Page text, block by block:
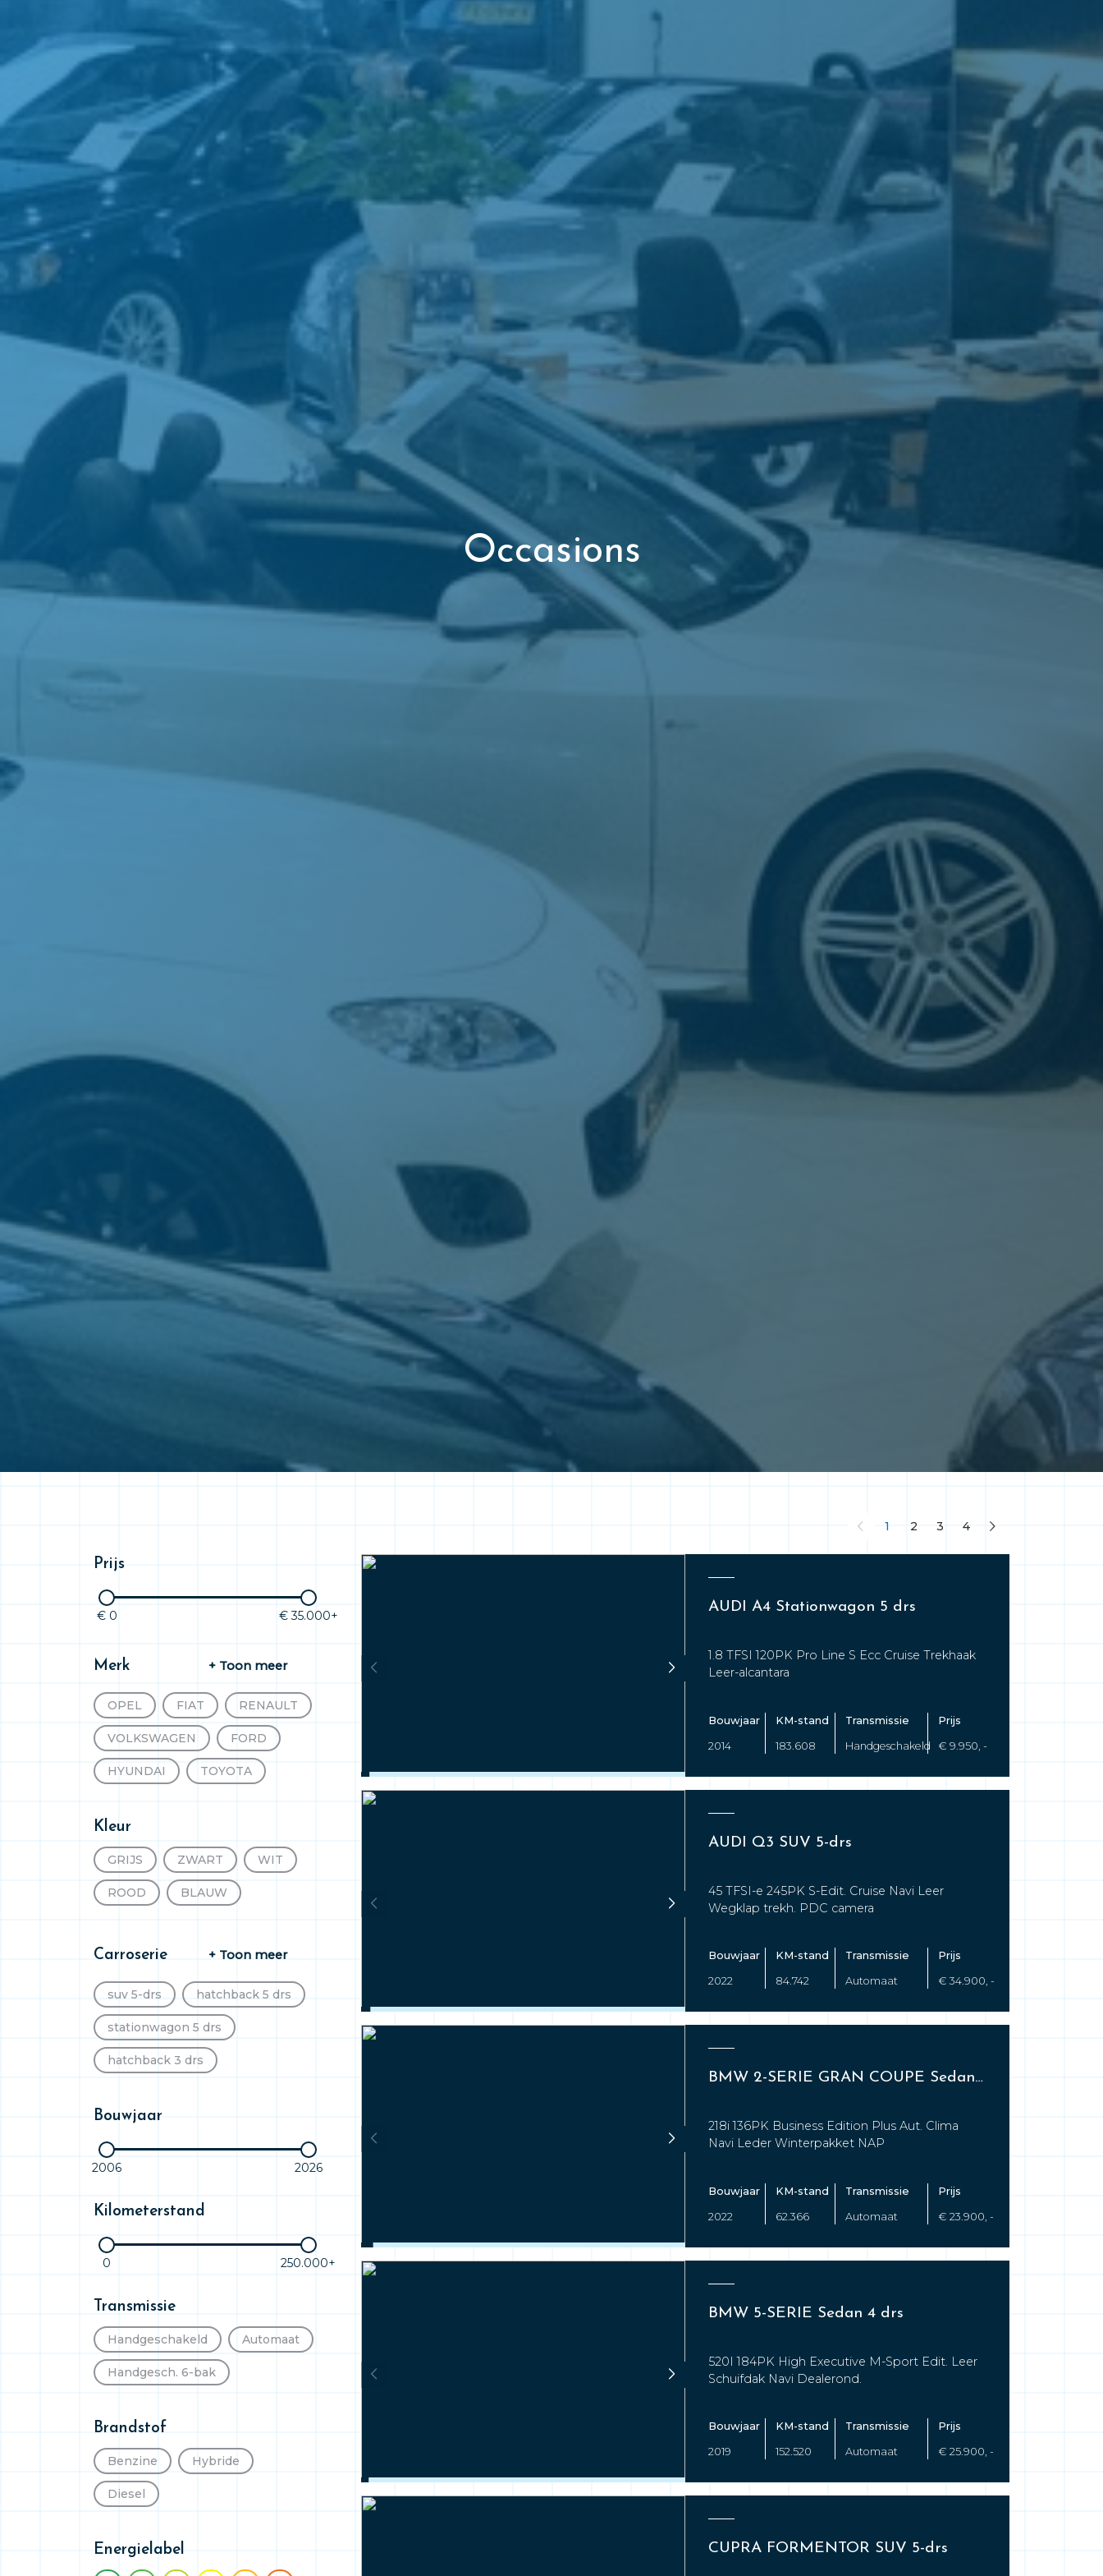
Occasions
1 2 3 4
Prijs
€ 0 € 35.000+
Merk + Toon meer
OPEL FIAT RENAULT
VOLKSWAGEN FORD
HYUNDAI TOYOTA
SUZUKI CUPRA
JAGUAR KIA
Kleur
GRIJS ZWART WIT
ROOD BLAUW
Carroserie + Toon meer
suv 5-drs hatchback 5 drs
stationwagon 5 drs
hatchback 3 drs
gesloten bestel
cabriolet 2 drs
Bouwjaar
2006 2026
Kilometerstand
0 250.000+
Transmissie
Handgeschakeld Automaat
Handgesch. 6-bak
Brandstof
Benzine Hybride
Diesel
Energielabel
AUDI A4 Stationwagon 5 drs
1.8 TFSI 120PK Pro Line S Ecc Cruise Trekhaak
Leer-alcantara
Bouwjaar
2014
KM-stand
183.608
Transmissie
Handgeschakeld
Prijs
€ 9.950, -
AUDI Q3 SUV 5-drs
45 TFSI-e 245PK S-Edit. Cruise Navi Leer
Wegklap trekh. PDC camera
Bouwjaar
2022
KM-stand
84.742
Transmissie
Automaat
Prijs
€ 34.900, -
BMW 2-SERIE GRAN COUPE Sedan 4 drs
218i 136PK Business Edition Plus Aut. Clima
Navi Leder Winterpakket NAP
Bouwjaar
2022
KM-stand
62.366
Transmissie
Automaat
Prijs
€ 23.900, -
BMW 5-SERIE Sedan 4 drs
520I 184PK High Executive M-Sport Edit. Leer
Schuifdak Navi Dealerond.
Bouwjaar
2019
KM-stand
152.520
Transmissie
Automaat
Prijs
€ 25.900, -
CUPRA FORMENTOR SUV 5-drs